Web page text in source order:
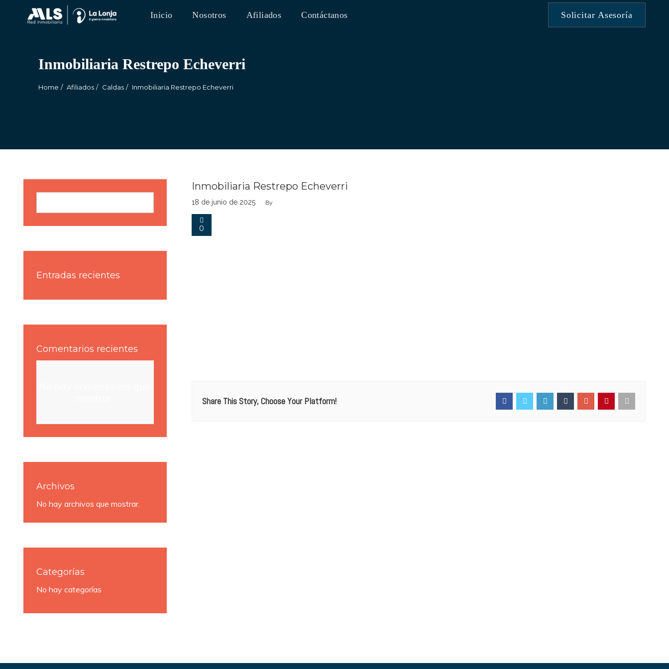
Inicio Nosotros Afiliados Contáctanos Solicitar Asesoría
Inmobiliaria Restrepo Echeverri
Home Afiliados Caldas Inmobiliaria Restrepo Echeverri
Inmobiliaria Restrepo Echeverri
18 de junio de 2025 By
0
Share This Story, Choose Your Platform!
Entradas recientes
Comentarios recientes
Archivos
No hay archivos que mostrar.
Categorías
No hay categorías